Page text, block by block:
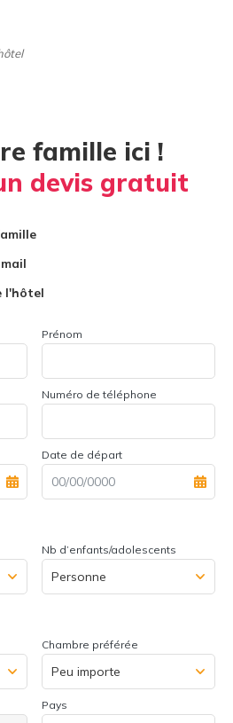
famille ici !
devis gratuit
l'hôtel
Prénom
Numéro de téléphone
Date de départ
Nb d’enfants/adolescents
Chambre préférée
Pays